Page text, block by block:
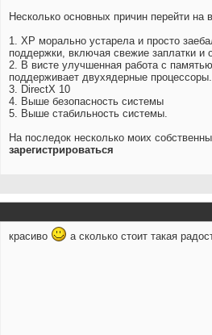
Несколько основных причин перейти на
1. XP морально устарела и просто
поддержки, включая свежие заплатки и
2. В висте улучшенная работа с
поддерживает двухядерные процессоры.
3. DirectX 10
4. Выше безопасность системы
5. Выше стабильность системы.
На последок несколько моих
зарегистрироваться
красиво а сколько стоит такая